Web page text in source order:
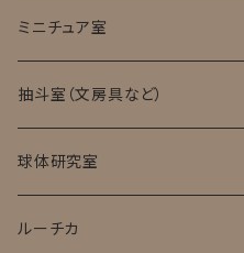
ミニチュア室
ミニチュア試験管入標本
抽斗室（文房具など）
球体研究室
ルーチカ